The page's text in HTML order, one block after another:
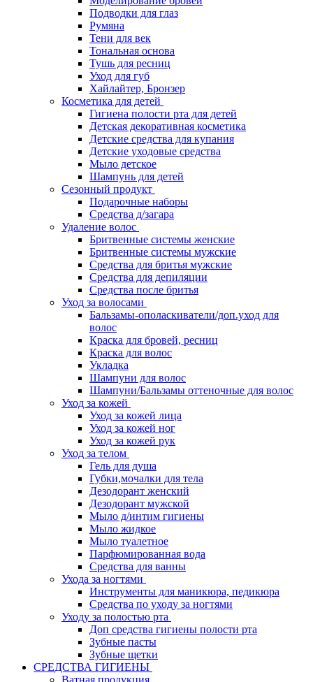
Подводки для глаз
Румяна
Тени для век
Тональная основа
Тушь для ресниц
Уход для губ
Хайлайтер, Бронзер
Косметика для детей
Гигиена полости рта для детей
Детская декоративная косметика
Детские средства для купания
Детские уходовые средства
Мыло детское
Шампунь для детей
Сезонный продукт
Подарочные наборы
Средства д/загара
Удаление волос
Бритвенные системы женские
Бритвенные системы мужские
Средства для бритья мужские
Средства для депиляции
Средства после бритья
Уход за волосами
Бальзамы-ополаскиватели/доп.уход для
волос
Краска для бровей, ресниц
Краска для волос
Укладка
Шампуни для волос
Шампуни/Бальзамы оттеночные для волос
Уход за кожей
Уход за кожей лица
Уход за кожей ног
Уход за кожей рук
Уход за телом
Гель для душа
Губки,мочалки для тела
Дезодорант женский
Дезодорант мужской
Мыло д/интим гигиены
Мыло жидкое
Мыло туалетное
Парфюмированная вода
Средства для ванны
Ухода за ногтями
Инструменты для маникюра, педикюра
Средства по уходу за ногтями
Уходу за полостью рта
Доп средства гигиены полости рта
Зубные пасты
Зубные щетки
СРЕДСТВА ГИГИЕНЫ
Ватная продукция